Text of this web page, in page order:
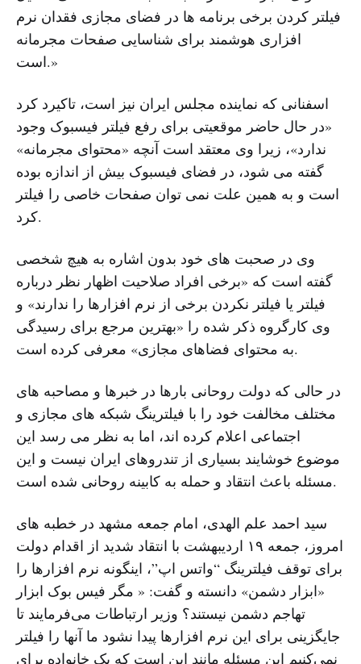
فیلتر کردن برخی برنامه ها در فضای مجازی فقدان نرم
افزاری هوشمند برای شناسایی صفحات مجرمانه
است.»
اسفنانی که نماینده مجلس ایران نیز است، تاکیرد کرد
«در حال حاضر موقعیتی برای رفع فیلتر فیسبوک وجود
ندارد»، زیرا وی معتقد است آنچه «محتوای مجرمانه»
گفته می شود، در فضای فیسبوک بیش از اندازه بوده
است و به همین علت نمی توان صفحات خاصی را فیلتر
کرد.
وی در صحبت های خود بدون اشاره به هیچ شخصی
گفته است که «برخی افراد صلاحیت اظهار نظر درباره
فیلتر یا فیلتر نکردن برخی از نرم افزارها را ندارند» و
وی کارگروه ذکر شده را «بهترین مرجع برای رسیدگی
به محتوای فضاهای مجازی» معرفی کرده است.
در حالی که دولت روحانی بارها در خبرها و مصاحبه های
مختلف مخالفت خود را با فیلترینگ شبکه های مجازی و
اجتماعی اعلام کرده اند، اما به نظر می رسد این
موضوع خوشایند بسیاری از تندروهای ایران نیست و این
مسئله باعث انتقاد و حمله به کابینه روحانی شده است.
سید احمد علم الهدی، امام جمعه مشهد در خطبه های
امروز، جمعه ۱۹ اردیبهشت با انتقاد شدید از اقدام دولت
برای توقف فیلترینگ “واتس اپ”، اینگونه نرم افزارها را
«ابزار دشمن» دانسته و گفت: « مگر فیس بوک ابزار
تهاجم دشمن نیستند؟ وزیر ارتباطات می‌فرمایند تا
جایگزینی برای این نرم افزارها پیدا نشود ما آنها را فیلتر
نمی‌کنیم این مسئله مانند این است که یک خانواده برای